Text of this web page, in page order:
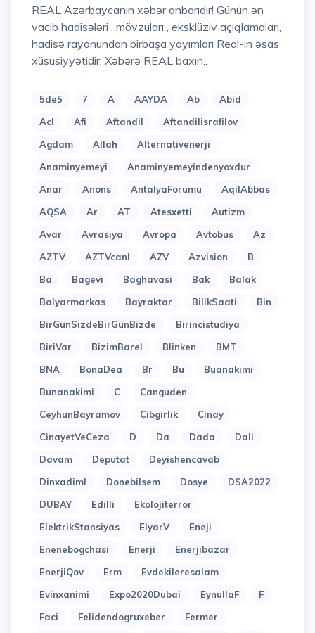
REAL Azərbaycanın xəbər anbarıdır! Günün ən
vacib hadisələri , mövzuları , eksklüziv açıqlamaları,
hadisə rayonundan birbaşa yayımları Real-ın əsas
xüsusiyyətidir. Xəbərə REAL baxın..
5de5 7 A AAYDA Ab
Abid
Acl
Afi Aftandil
Aftandilisrafilov
Agdam
Allah
Alternativenerji
Anaminyemeyi
Anaminyemeyindenyoxdur
Anar
Anons AntalyaForumu
AqilAbbas
AQSA
Ar AT Atesxetti
Autizm
Avar
Avrasiya Avropa Avtobus
Az
AZTV
AZTVcanl AZV Azvision
B
Ba
Bagevi Baghavasi Bak
Balak
Balyarmarkas
Bayraktar BilikSaati
Bin
BirGunSizdeBirGunBizde
Birincistudiya
BiriVar
BizimBarel Blinken
BMT
BNA
BonaDea Br Bu
Buanakimi
Bunanakimi
C
Canguden
CeyhunBayramov
Cibgirlik
Cinay
CinayetVeCeza
D Da Dada
Dali
Davam
Deputat
Deyishencavab
Dinxadiml
Donebilsem Dosye
DSA2022
DUBAY
Edilli
Ekolojiterror
ElektrikStansiyas
ElyarV
Eneji
Enenebogchasi
Enerji
Enerjibazar
EnerjiQov
Erm
Evdekileresalam
Evinxanimi
Expo2020Dubai EynullaF
F
Faci
Felidendogruxeber
Fermer